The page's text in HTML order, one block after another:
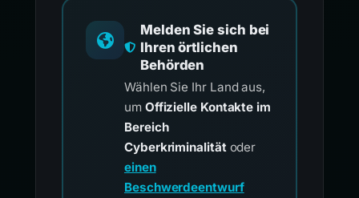
Melden Sie sich bei
Ihren örtlichen
Behörden
Wählen Sie Ihr Land aus,
um Offizielle Kontakte im
Bereich
Cyberkriminalitätoder
einen
Beschwerdeentwurf